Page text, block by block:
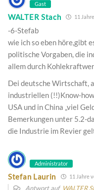
Gast
WALTER Stach 11
-6-Stefab
wie ich so eben höre,gibt
politische Vorgaben, die
allem durch
Dei deutsche Wirtschaft,
industriellen (!!)Know-
USA und in China „viel
Bemerkungen unter 5.2-
die Industrie im Revier
Administrator
Stefan Laurin 11 Jahre
Antwort auf WALTER